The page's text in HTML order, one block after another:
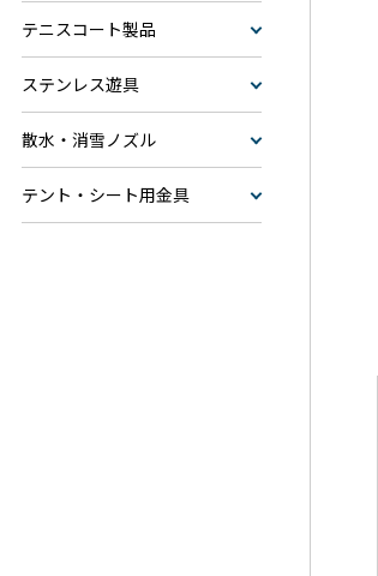
テニスコート製品
ステンレス遊具
散水・消雪ノズル
テント・シート用金具